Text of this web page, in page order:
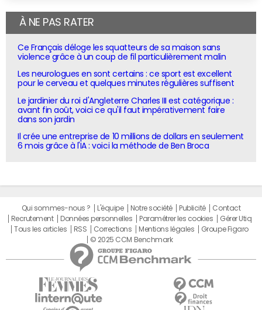
À NE PAS RATER
Ce Français déloge les squatteurs de sa maison sans
violence grâce à un coup de fil particulièrement malin
Les neurologues en sont certains : ce sport est excellent
pour le cerveau et quelques minutes régulières suffisent
Le jardinier du roi d'Angleterre Charles III est catégorique :
avant fin août, voici ce qu'il faut impérativement faire
dans son jardin
Il crée une entreprise de 10 millions de dollars en seulement
6 mois grâce à l'IA : voici la méthode de Ben Broca
Qui sommes-nous ? L'équipe Notre société Publicité
Contact
Recrutement
Données personnelles Paramétrer les cookies
Gérer Utiq
Tous les articles
RSS Corrections Mentions légales
Groupe Figaro
© 2025 CCM Benchmark